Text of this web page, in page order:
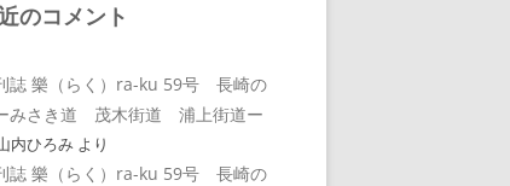
のコメント
誌 樂（らく）ra-ku 59号 長崎の
みさき道 茂木街道 浦上街道ー
内ひろみ より
誌 樂（らく）ra-ku 59号 長崎の